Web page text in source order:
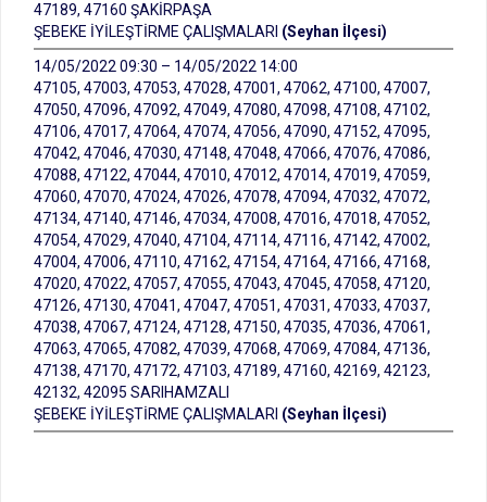
47189, 47160 ŞAKİRPAŞA
ŞEBEKE İYİLEŞTİRME ÇALIŞMALARI (Seyhan İlçesi)
14/05/2022 09:30 – 14/05/2022 14:00
47105, 47003, 47053, 47028, 47001, 47062, 47100, 47007,
47050, 47096, 47092, 47049, 47080, 47098, 47108, 47102,
47106, 47017, 47064, 47074, 47056, 47090, 47152, 47095,
47042, 47046, 47030, 47148, 47048, 47066, 47076, 47086,
47088, 47122, 47044, 47010, 47012, 47014, 47019, 47059,
47060, 47070, 47024, 47026, 47078, 47094, 47032, 47072,
47134, 47140, 47146, 47034, 47008, 47016, 47018, 47052,
47054, 47029, 47040, 47104, 47114, 47116, 47142, 47002,
47004, 47006, 47110, 47162, 47154, 47164, 47166, 47168,
47020, 47022, 47057, 47055, 47043, 47045, 47058, 47120,
47126, 47130, 47041, 47047, 47051, 47031, 47033, 47037,
47038, 47067, 47124, 47128, 47150, 47035, 47036, 47061,
47063, 47065, 47082, 47039, 47068, 47069, 47084, 47136,
47138, 47170, 47172, 47103, 47189, 47160, 42169, 42123,
42132, 42095 SARIHAMZALI
ŞEBEKE İYİLEŞTİRME ÇALIŞMALARI (Seyhan İlçesi)